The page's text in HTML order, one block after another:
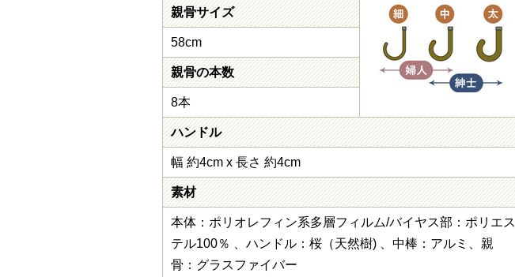
親骨サイズ
58cm
親骨の本数
8本
ハンドル
幅 約4cm x 長さ 約4cm
素材
本体：ポリオレフィン系多層フィルム/バイヤス部：ポリエス
テル100％ 、ハンドル：桜（天然樹) 、中棒：アルミ、親
骨：グラスファイバー